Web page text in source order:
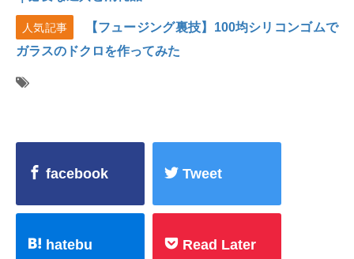
人気記事
【フュージング裏技】100均シリコンゴムで
ガラスのドクロを作ってみた
facebook Tweet
hatebu Read Later